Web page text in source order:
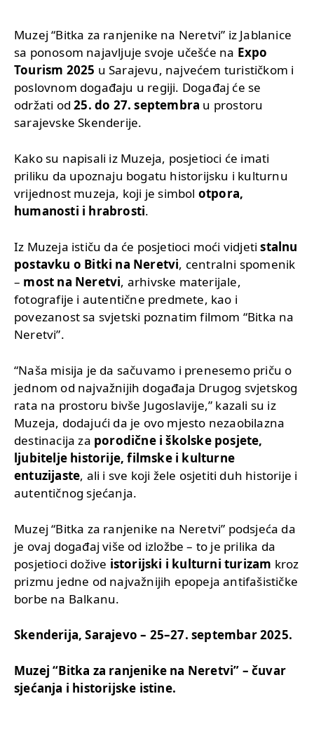
Muzej “Bitka za ranjenike na Neretvi” iz Jablanice
sa ponosom najavljuje svoje učešće na Expo
Tourism 2025 u Sarajevu, najvećem turističkom i
poslovnom događaju u regiji. Događaj će se
održati od25. do 27. septembra u prostoru
sarajevske Skenderije.
Kako su napisali iz Muzeja, posjetioci će imati
priliku da upoznaju bogatu historijsku i kulturnu
vrijednost muzeja, koji je simbol otpora,
humanosti i hrabrosti.
Iz Muzeja ističu da će posjetioci moći vidjetistalnu
postavku o Bitki na Neretvi, centralni spomenik
– most na Neretvi, arhivske materijale,
fotografije i autentične predmete, kao i
povezanost sa svjetski poznatim filmom “Bitka na
Neretvi”.
“Naša misija je da sačuvamo i prenesemo priču o
jednom od najvažnijih događaja Drugog svjetskog
rata na prostoru bivše Jugoslavije,” kazali su iz
Muzeja, dodajući da je ovo mjesto nezaobilazna
destinacija za porodične i školske posjete,
ljubitelje historije, filmske i kulturne
entuzijaste, ali i sve koji žele osjetiti duh historije i
autentičnog sjećanja.
Muzej “Bitka za ranjenike na Neretvi” podsjeća da
je ovaj događaj više od izložbe – to je prilika da
posjetioci dožive istorijski i kulturni turizam kroz
prizmu jedne od najvažnijih epopeja antifašističke
borbe na Balkanu.
Skenderija, Sarajevo – 25–27. septembar 2025.
Muzej “Bitka za ranjenike na Neretvi” – čuvar
sjećanja i historijske istine.